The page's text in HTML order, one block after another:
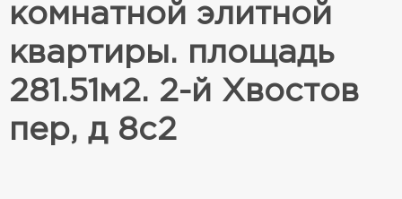
комнатной элитной
квартиры. площадь
281.51м2. 2-й Хвостов
пер, д 8с2